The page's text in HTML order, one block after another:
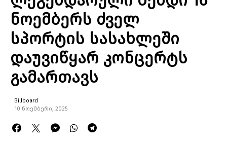
ნოემბერს ძველ
სპორტის სასახლეში
დაუვიწყარ კონცერტს
გამართავს
Billboard
10 ნოემბერი, 2025